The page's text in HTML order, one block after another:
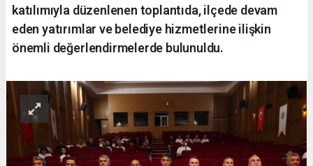
katılımıyla düzenlenen toplantıda, ilçede devam
eden yatırımlar ve belediye hizmetlerine ilişkin
önemli değerlendirmelerde bulunuldu.